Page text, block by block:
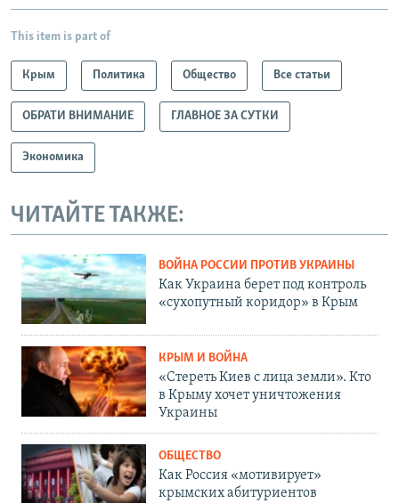
This item is part of
Крым Политика Общество Все статьи
ОБРАТИ ВНИМАНИЕ ГЛАВНОЕ ЗА СУТКИ
Экономика
ЧИТАЙТЕ ТАКЖЕ:
ВОЙНА РОССИИ ПРОТИВ УКРАИНЫ
Как Украина берет под контроль
«сухопутный коридор» в Крым
КРЫМ И ВОЙНА
«Стереть Киев с лица земли». Кто
в Крыму хочет уничтожения
Украины
ОБЩЕСТВО
Как Россия «мотивирует»
крымских абитуриентов